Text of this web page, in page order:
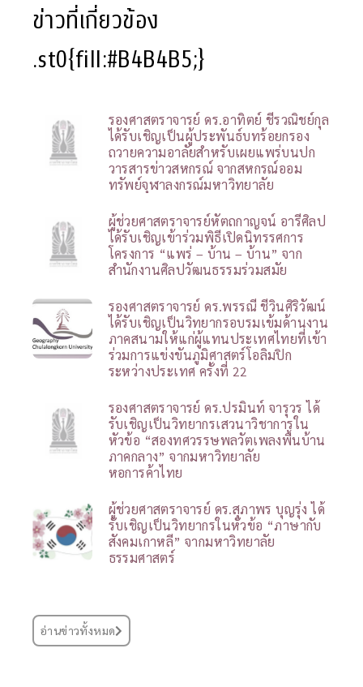
ข่าวที่เกี่ยวข้อง
.st0{fill:#B4B4B5;}
รองศาสตราจารย์ ดร.อาทิตย์ ชีรวณิชย์กุล
ได้รับเชิญเป็นผู้ประพันธ์บทร้อยกรอง
ถวายความอาลัยสำหรับเผยแพร่บนปก
วารสารข่าวสหกรณ์ จากสหกรณ์ออม
ทรัพย์จุฬาลงกรณ์มหาวิทยาลัย
ผู้ช่วยศาสตราจารย์หัตถกาญจน์ อารีศิลป
ได้รับเชิญเข้าร่วมพิธีเปิดนิทรรศการ
โครงการ “แพร่ – บ้าน – บ้าน” จาก
สำนักงานศิลปวัฒนธรรมร่วมสมัย
รองศาสตราจารย์ ดร.พรรณี ชีวินศิริวัฒน์
ได้รับเชิญเป็นวิทยากรอบรมเข้มด้านงาน
ภาคสนามให้แก่ผู้แทนประเทศไทยที่เข้า
ร่วมการแข่งขันภูมิศาสตร์โอลิมปิก
ระหว่างประเทศ ครั้งที่ 22
รองศาสตราจารย์ ดร.ปรมินท์ จารุวร ได้
รับเชิญเป็นวิทยากรเสวนาวิชาการใน
หัวข้อ “สองทศวรรษพลวัตเพลงพื้นบ้าน
ภาคกลาง” จากมหาวิทยาลัย
หอการค้าไทย
ผู้ช่วยศาสตราจารย์ ดร.สุภาพร บุญรุ่ง ได้
รับเชิญเป็นวิทยากรในหัวข้อ “ภาษากับ
สังคมเกาหลี” จากมหาวิทยาลัย
ธรรมศาสตร์
อ่านข่าวทั้งหมด